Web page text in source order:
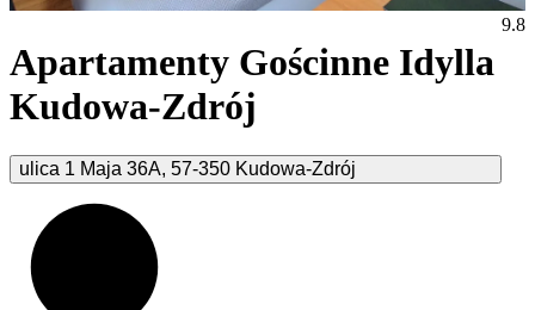
Apartamenty Gościnne Idylla
Kudowa-Zdrój
ulica 1 Maja 36A, 57-350 Kudowa-Zdrój
9.8